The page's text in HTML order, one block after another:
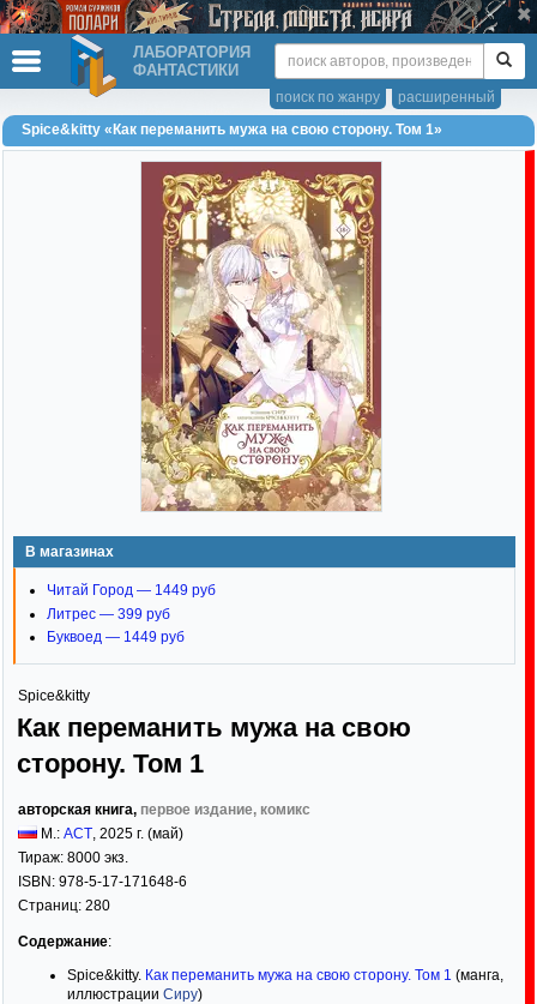
ЛАБОРАТОРИЯ
ФАНТАСТИКИ
расширенный
поиск по жанру
Spice&kitty «Как переманить мужа на свою сторону. Том 1»
В магазинах
Читай Город — 1449 руб
Литрес — 399 руб
Буквоед — 1449 руб
Spice&kitty
Как переманить мужа на свою
сторону. Том 1
авторская книга, первое издание, комикс
М.: АСТ 2025 г. (май)
Тираж: 8000 экз.
ISBN: 978-5-17-171648-6
Страниц: 280
Содержание:
Spice&kitty. Как переманить мужа на свою сторону. Том 1 (манга,
иллюстрации Сиру)